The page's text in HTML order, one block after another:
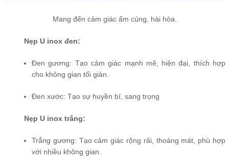
Mang đến cảm giác ấm cúng, hài hòa.
Nẹp U inox đen:
Đen gương: Tạo cảm giác mạnh mẽ, hiện đại, thích hợp
cho không gian tối giản.
Đen xước: Tạo sự huyền bí, sang trọng
Nẹp U inox trắng:
Trắng gương: Tạo cảm giác rộng rãi, thoáng mát, phù hợp
với nhiều không gian.